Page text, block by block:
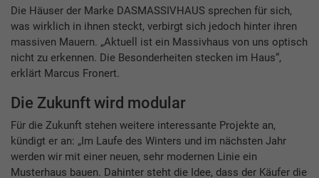
Die Häuser der Marke DASMASSIVHAUS sprechen für sich,
was wirklich in ihnen steckt, verbirgt sich jedoch hinter ihren
massiven Mauern. „Aktuell ist ein Massivhaus von uns optisch
nicht zu erkennen. Die Besonderheiten stecken im Haus“,
erklärt Marcus Fronert.
Die Zukunft wird modular
Für die Zukunft stehen weitere interessante Projekte an,
kündigt er an: „Im Laufe des Winters und im nächsten Jahr
werden wir mit einer neuen, sehr modernen Linie ein
Musterhaus bauen. Dahinter steht die Idee, dass der Käufer die